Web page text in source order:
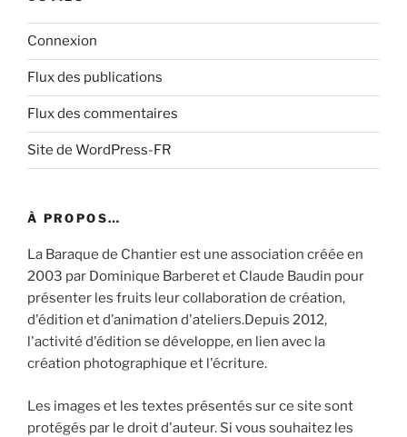
Connexion
Flux des publications
Flux des commentaires
Site de WordPress-FR
À PROPOS…
La Baraque de Chantier est une association créée en
2003 par Dominique Barberet et Claude Baudin pour
présenter les fruits leur collaboration de création,
d'édition et d’animation d'ateliers.Depuis 2012,
l'activité d'édition se développe, en lien avec la
création photographique et l'écriture.
Les images et les textes présentés sur ce site sont
protégés par le droit d'auteur. Si vous souhaitez les